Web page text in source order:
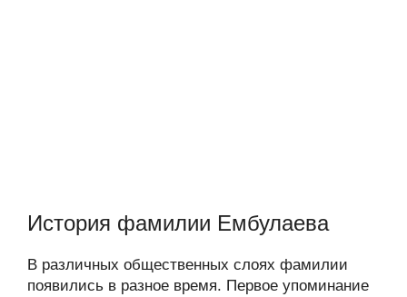
История фамилии Ембулаева
В различных общественных слоях фамилии
появились в разное время. Первое упоминание